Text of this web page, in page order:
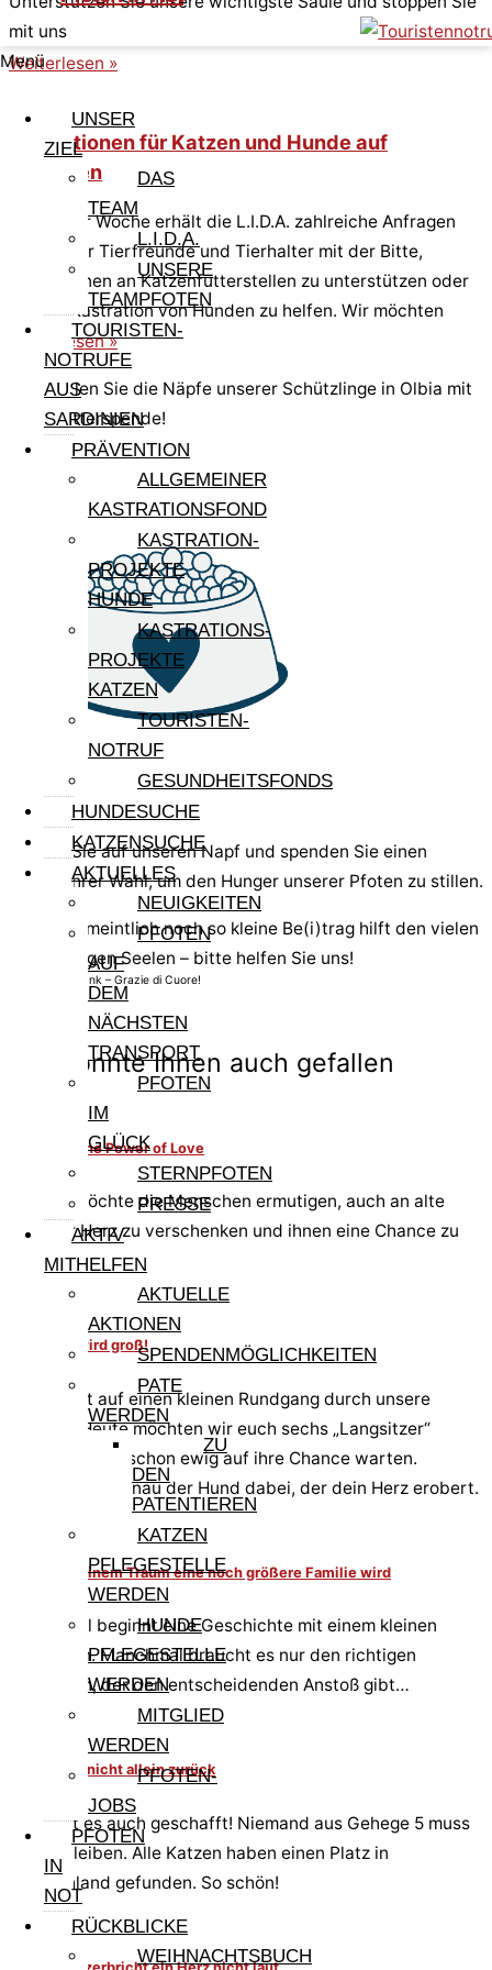
Menü
UNSER
ZIEL
DAS
TEAM
L.I.D.A.
UNSERE
TEAMPFOTEN
TOURISTEN-
NOTRUFE
AUS
SARDINIEN
PRÄVENTION
ALLGEMEINER
KASTRATIONSFOND
KASTRATION-
PROJEKTE
HUNDE
KASTRATIONS-
PROJEKTE
KATZEN
TOURISTEN-
NOTRUF
GESUNDHEITSFONDS
HUNDESUCHE
KATZENSUCHE
AKTUELLES
NEUIGKEITEN
PFOTEN
AUF
DEM
NÄCHSTEN
TRANSPORT
PFOTEN
IM
GLÜCK
STERNPFOTEN
PRESSE
AKTIV
MITHELFEN
AKTUELLE
AKTIONEN
SPENDENMÖGLICHKEITEN
PATE
WERDEN
ZU
DEN
PATENTIEREN
KATZEN
PFLEGESTELLE
WERDEN
HUNDE
PFLEGESTELLE
WERDEN
MITGLIED
WERDEN
PFOTEN-
JOBS
PFOTEN
IN
NOT
RÜCKBLICKE
WEIHNACHTSBUCH
mit uns
Weiterlesen »
Kastrationen für Katzen und Hunde auf
Sardinien
Woche für Woche erhält die L.I.D.A. zahlreiche Anfragen
sardischer Tierfreunde und Tierhalter mit der Bitte,
Kastrationen an Katzenfutterstellen zu unterstützen oder
bei der Kastration von Hunden zu helfen. Wir möchten
Weiterlesen »
Oder füllen Sie die Näpfe unserer Schützlinge in Olbia mit
einer Futterspende!
Klicken Sie auf unseren Napf und spenden Sie einen
Betrag Ihrer Wahl, um den Hunger unserer Pfoten zu stillen.
Jeder vermeintlich noch so kleine Be(i)trag hilft den vielen
unschuldigen Seelen – bitte helfen Sie uns!
Von Herzen Dank – Grazie di Cuore!
Das könnte Ihnen auch gefallen
Dolcina – The Power of Love
Dolcina möchte die Menschen ermutigen, auch an alte
Tiere ihr Herz zu verschenken und ihnen eine Chance zu
geben.
Aus klein wird groß!
Kommt mit auf einen kleinen Rundgang durch unsere
Gehege. Heute möchten wir euch sechs „Langsitzer“
vorstellen, die schon ewig auf ihre Chance warten.
Vielleicht ist genau der Hund dabei, der dein Herz erobert.
Wenn aus einem Traum eine noch größere Familie wird
Manchmal beginnt eine Geschichte mit einem kleinen
Gedanken. Manchmal braucht es nur den richtigen
Menschen, der den entscheidenden Anstoß gibt…
Lasst mich nicht allein zurück
Bigio hat es auch geschafft! Niemand aus Gehege 5 muss
zurückbleiben. Alle Katzen haben einen Platz in
Deutschland gefunden. So schön!